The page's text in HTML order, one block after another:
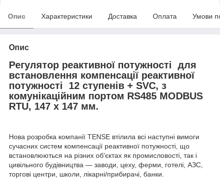
Опис Характеристики Доставка Оплата Умови
Опис
Регулятор реактивної потужності для
встановлення компенсації реактивної
потужності 12 ступенів + SVC, з
комунікаційним портом RS485 MODBUS
RTU, 147 x 147 мм.
Нова розробка компанії TENSE втілила всі наступні вимоги
сучасних систем компенсації реактивної потужності, що
встановлюються на різних об'єктах як промисловості, так і
цивільного будівництва — заводи, цеху, ферми, готелі, АЗС,
торгові центри, школи, лікарні/прибирачі, банки.